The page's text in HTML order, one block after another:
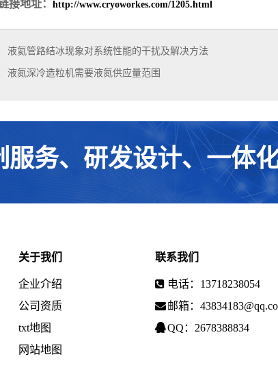
接地址： http://www.cryoworkes.com/1205.html
液氦管路结冰现象对系统性能的干扰及解决方法
液氮深冷造粒机需要液氮供应量范围
服务、研发设计、一体
关于我们
企业介绍
公司资质
txt地图
网站地图
联系我们
电话：13718238054
邮箱：
QQ：2678388834